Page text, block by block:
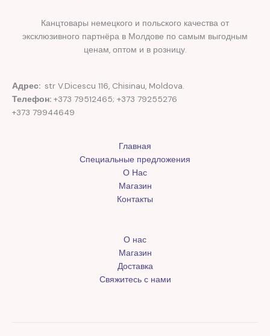
Канцтовары немецкого и польского качества от
эксклюзивного партнёра в Молдове по самым выгодным
ценам, оптом и в розницу.
Адрес: str V.Dicescu 116, Chisinau, Moldova.
Телефон: +373 79512465; +373 79255276
+373 79944649
Главная
Специальные предложения
О Нас
Магазин
Контакты
О нас
Магазин
Доставка
Свяжитесь с нами